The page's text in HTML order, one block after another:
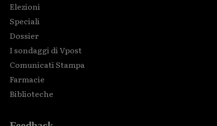
Elezioni
Speciali
Dossier
I sondaggi di Vpost
Comunicati Stampa
Farmacie
Biblioteche